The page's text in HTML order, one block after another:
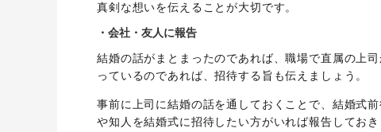
真剣な想いを伝えることが大切です。
・会社・友人に報告
結婚の話がまとまったのであれば、職場で直属の上
っているのであれば、招待する旨も伝えましょう。
事前に上司に結婚の話を通しておくことで、結婚式
や知人を結婚式に招待したい方がいれば報告してお